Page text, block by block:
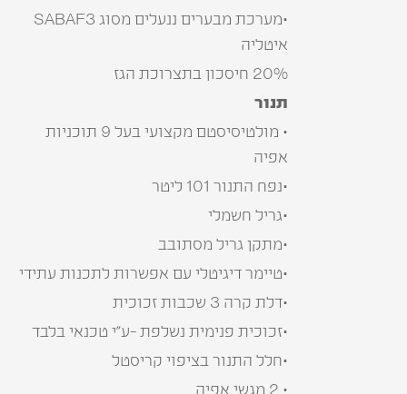
•מערכת מבערים ננעלים מסוג SABAF3
איטליה
20% חיסכון בתצרוכת הגז
תנור
• מולטיסיסטם מקצועי בעל 9 תוכניות
אפיה
•נפח התנור 101 ליטר
•גריל חשמלי
•מתקן גריל מסתובב
•טיימר דיגיטלי עם אפשרות לתכנות עתידי
•דלת קרה 3 שכבות זכוכית
•זכוכית פנימית נשלפת -ע”י טכנאי בלבד
•חלל התנור בציפוי קריסטל
• 2 מגשי אפיה